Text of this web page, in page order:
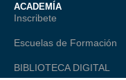
ACADEMÍA
Inscribete
Escuelas de Formación
BIBLIOTECA DIGITAL